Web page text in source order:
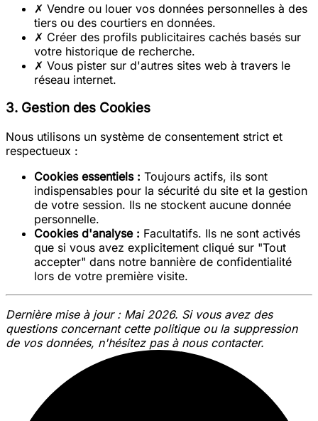
✗ Vendre ou louer vos données personnelles à des
tiers ou des courtiers en données.
✗ Créer des profils publicitaires cachés basés sur
votre historique de recherche.
✗ Vous pister sur d'autres sites web à travers le
réseau internet.
3. Gestion des Cookies
Nous utilisons un système de consentement strict et
respectueux :
Cookies essentiels : Toujours actifs, ils sont
indispensables pour la sécurité du site et la gestion
de votre session. Ils ne stockent aucune donnée
personnelle.
Cookies d'analyse : Facultatifs. Ils ne sont activés
que si vous avez explicitement cliqué sur "Tout
accepter" dans notre bannière de confidentialité
lors de votre première visite.
Dernière mise à jour : Mai 2026. Si vous avez des
questions concernant cette politique ou la suppression
de vos données, n'hésitez pas à nous contacter.